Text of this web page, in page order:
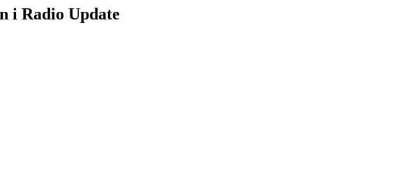
i Radio Update